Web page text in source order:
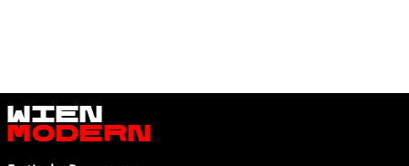
Wien
Modern